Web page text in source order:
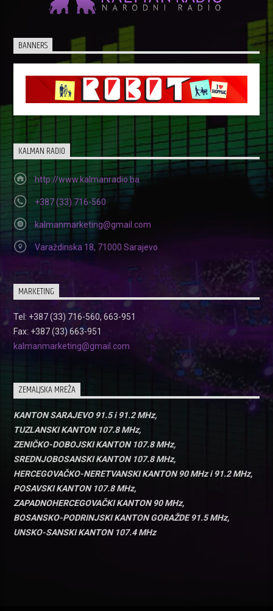
BANNERS
KALMAN RADIO
http://www.kalmanradio.ba
+387 (33) 716-560
kalmanmarketing@gmail.com
Varaždinska 18, 71000 Sarajevo
MARKETING
Tel: +387 (33) 716-560, 663-951
Fax: +387 (33) 663-951
kalmanmarketing@gmail.com
ZEMALJSKA MREŽA
KANTON SARAJEVO 91.5 i 91.2 MHz,
TUZLANSKI KANTON 107.8 MHz,
ZENIČKO-DOBOJSKI KANTON 107.8 MHz,
SREDNJOBOSANSKI KANTON 107.8 MHz,
HERCEGOVAČKO-NERETVANSKI KANTON 90 MHz i 91.2 MHz,
POSAVSKI KANTON 107.8 MHz,
ZAPADNOHERCEGOVAČKI KANTON 90 MHz,
BOSANSKO-PODRINJSKI KANTON GORAŽDE 91.5 MHz,
UNSKO-SANSKI KANTON 107.4 MHz